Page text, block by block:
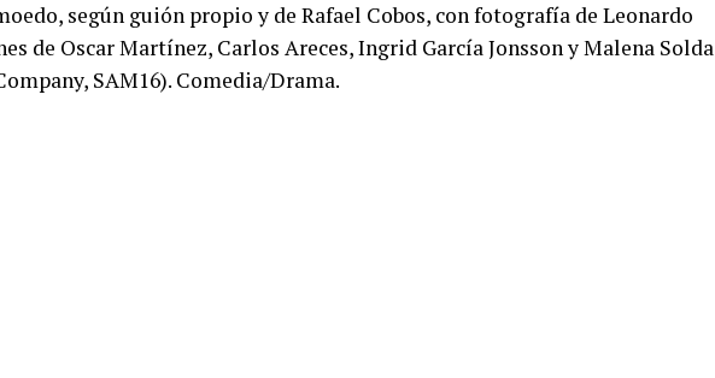
según guión propio y de Rafael Cobos, con fotografía de Leonardo
de Oscar Martínez, Carlos Areces, Ingrid García Jonsson y Malena Solda
SAM16). Comedia/Drama.